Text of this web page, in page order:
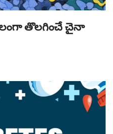
తొలగించే చైనా